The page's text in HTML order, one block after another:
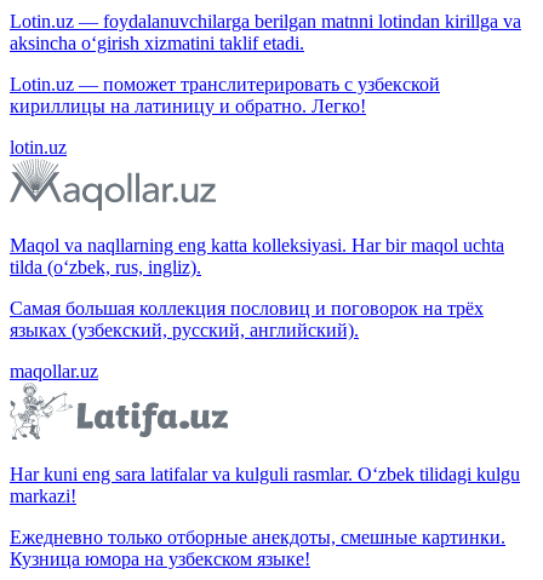
Lotin.uz — foydalanuvchilarga berilgan matnni lotindan kirillga va
aksincha o‘girish xizmatini taklif etadi.
Lotin.uz — поможет транслитерировать с узбекской
кириллицы на латиницу и обратно. Легко!
lotin.uz
Maqol va naqllarning eng katta kolleksiyasi. Har bir maqol uchta
tilda (o‘zbek, rus, ingliz).
Самая большая коллекция пословиц и поговорок на трёх
языках (узбекский, русский, английский).
maqollar.uz
Har kuni eng sara latifalar va kulguli rasmlar. O‘zbek tilidagi kulgu
markazi!
Ежедневно только отборные анекдоты, смешные картинки.
Кузница юмора на узбекском языке!